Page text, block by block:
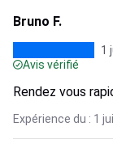
Bruno F.
1
Avis vérifié
Rendez vous
Expérience du : 1